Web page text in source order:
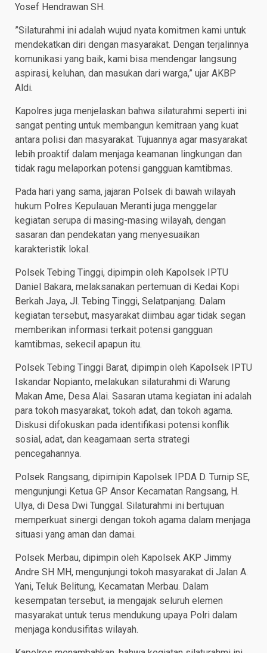
Yosef Hendrawan SH.
​”Silaturahmi ini adalah wujud nyata komitmen kami untuk
mendekatkan diri dengan masyarakat. Dengan terjalinnya
komunikasi yang baik, kami bisa mendengar langsung
aspirasi, keluhan, dan masukan dari warga,” ujar AKBP
Aldi.
​Kapolres juga menjelaskan bahwa silaturahmi seperti ini
sangat penting untuk membangun kemitraan yang kuat
antara polisi dan masyarakat. Tujuannya agar masyarakat
lebih proaktif dalam menjaga keamanan lingkungan dan
tidak ragu melaporkan potensi gangguan kamtibmas.
Pada hari yang sama, jajaran Polsek di bawah wilayah
hukum Polres Kepulauan Meranti juga menggelar
kegiatan serupa di masing-masing wilayah, dengan
sasaran dan pendekatan yang menyesuaikan
karakteristik lokal.
Polsek Tebing Tinggi, dipimpin oleh Kapolsek IPTU
Daniel Bakara, melaksanakan pertemuan di Kedai Kopi
Berkah Jaya, Jl. Tebing Tinggi, Selatpanjang. Dalam
kegiatan tersebut, masyarakat diimbau agar tidak segan
memberikan informasi terkait potensi gangguan
kamtibmas, sekecil apapun itu.
Polsek Tebing Tinggi Barat, dipimpin oleh Kapolsek IPTU
Iskandar Nopianto, melakukan silaturahmi di Warung
Makan Ame, Desa Alai. Sasaran utama kegiatan ini adalah
para tokoh masyarakat, tokoh adat, dan tokoh agama.
Diskusi difokuskan pada identifikasi potensi konflik
sosial, adat, dan keagamaan serta strategi
pencegahannya.
Polsek Rangsang, dipimipin Kapolsek IPDA D. Turnip SE,
mengunjungi Ketua GP Ansor Kecamatan Rangsang, H.
Ulya, di Desa Dwi Tunggal. Silaturahmi ini bertujuan
memperkuat sinergi dengan tokoh agama dalam menjaga
situasi yang aman dan damai.
Polsek Merbau, dipimpin oleh Kapolsek AKP Jimmy
Andre SH MH, mengunjungi tokoh masyarakat di Jalan A.
Yani, Teluk Belitung, Kecamatan Merbau. Dalam
kesempatan tersebut, ia mengajak seluruh elemen
masyarakat untuk terus mendukung upaya Polri dalam
menjaga kondusifitas wilayah.